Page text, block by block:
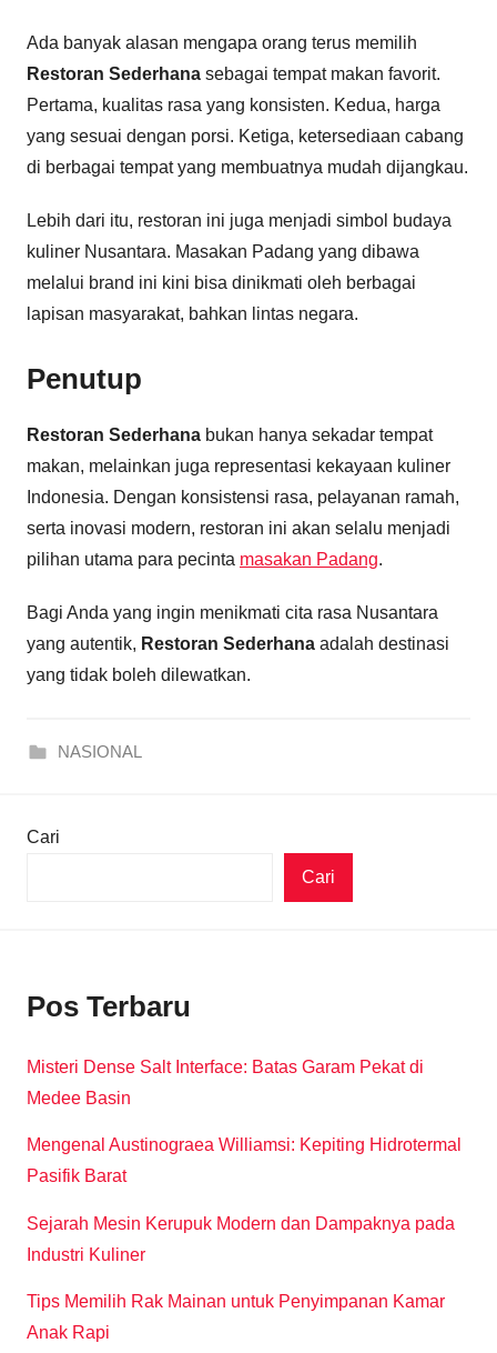
Ada banyak alasan mengapa orang terus memilih
Restoran Sederhana sebagai tempat makan favorit.
Pertama, kualitas rasa yang konsisten. Kedua, harga
yang sesuai dengan porsi. Ketiga, ketersediaan cabang
di berbagai tempat yang membuatnya mudah dijangkau.
Lebih dari itu, restoran ini juga menjadi simbol budaya
kuliner Nusantara. Masakan Padang yang dibawa
melalui brand ini kini bisa dinikmati oleh berbagai
lapisan masyarakat, bahkan lintas negara.
Penutup
Restoran Sederhana bukan hanya sekadar tempat
makan, melainkan juga representasi kekayaan kuliner
Indonesia. Dengan konsistensi rasa, pelayanan ramah,
serta inovasi modern, restoran ini akan selalu menjadi
pilihan utama para pecinta masakan Padang.
Bagi Anda yang ingin menikmati cita rasa Nusantara
yang autentik, Restoran Sederhana adalah destinasi
yang tidak boleh dilewatkan.
NASIONAL
Cari
Cari
Pos Terbaru
Misteri Dense Salt Interface: Batas Garam Pekat di
Medee Basin
Mengenal Austinograea Williamsi: Kepiting Hidrotermal
Pasifik Barat
Sejarah Mesin Kerupuk Modern dan Dampaknya pada
Industri Kuliner
Tips Memilih Rak Mainan untuk Penyimpanan Kamar
Anak Rapi